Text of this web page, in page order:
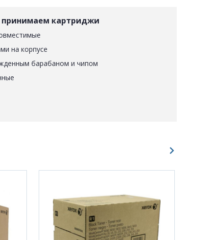
картриджи
на корпусе
барабаном и чипом